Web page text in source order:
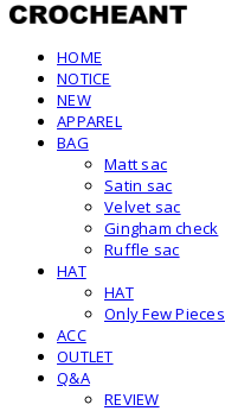
HOME
NOTICE
NEW
APPAREL
BAG
Matt sac
Satin sac
Velvet sac
Gingham check
Ruffle sac
HAT
HAT
Only Few Pieces
ACC
OUTLET
Q&A
REVIEW